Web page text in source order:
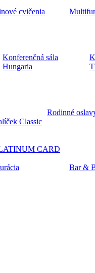
cvičenia
Konferenčná sála
Hungaria
Classic
Rodinné
CARD
Bar &